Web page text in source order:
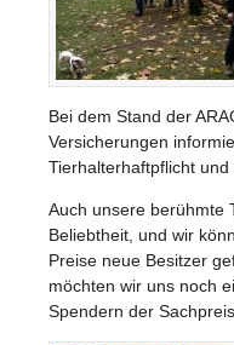
Bei dem Stand der
Versicherungen
Tierhalterhaftpflicht und
Auch unsere berühmte
Beliebtheit, und wir
Preise neue Besitzer
möchten wir uns noch
Spendern der